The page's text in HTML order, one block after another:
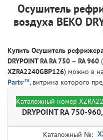
Осушитель
воздуха BEKO
Купить Осушитель
DRYPOINT RA RA 750 – RA 960
XZRA2240GBP126) можно в
Parts.ru, витрина которого
BEKO Technologies
DRYPOINT RA 750-
Каталожный №:
Каталожный номер